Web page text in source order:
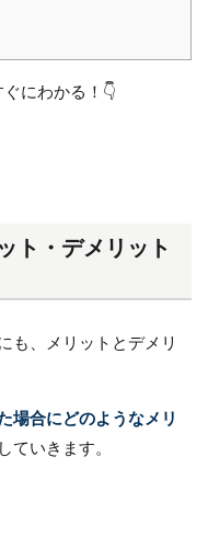
にわかる！👇
ト・デメリット
も、メリットとデメリ
場合にどのようなメリ
ていきます。